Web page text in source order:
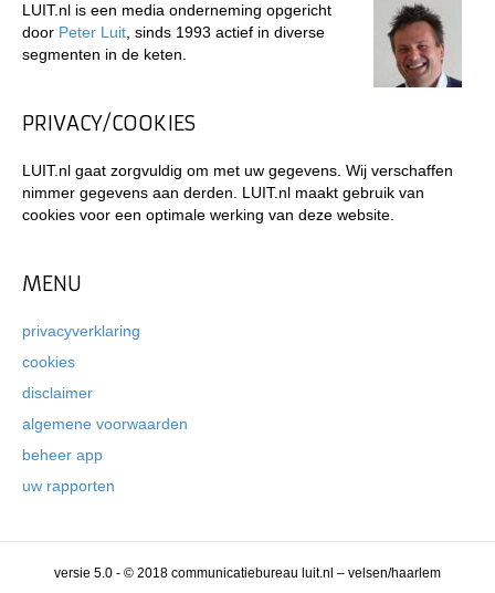
LUIT.nl is een media onderneming opgericht
door Peter Luit , sinds 1993 actief in diverse
segmenten in de keten.
PRIVACY/COOKIES
LUIT.nl gaat zorgvuldig om met uw gegevens. Wij verschaffen
nimmer gegevens aan derden. LUIT.nl maakt gebruik van
cookies voor een optimale werking van deze website.
MENU
privacyverklaring
cookies
disclaimer
algemene voorwaarden
beheer app
uw rapporten
versie 5.0 - © 2018 communicatiebureau luit.nl – velsen/haarlem